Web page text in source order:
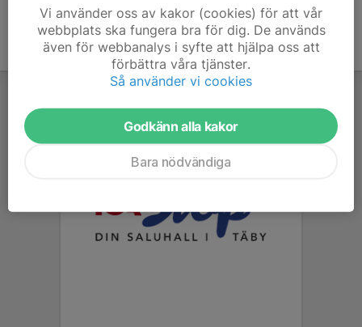
Vi använder oss av kakor (cookies) för att vår
webbplats ska fungera bra för dig. De används
även för webbanalys i syfte att hjälpa oss att
förbättra våra tjänster.
Så använder vi cookies
Godkänn alla kakor
Bara nödvändiga